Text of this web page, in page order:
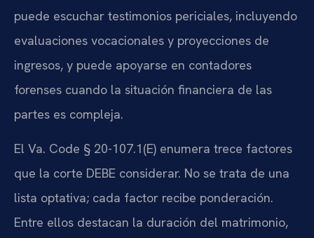
puede escuchar testimonios periciales, incluyendo
evaluaciones vocacionales y proyecciones de
ingresos, y puede apoyarse en contadores
forenses cuando la situación financiera de las
partes es compleja.
El Va. Code § 20-107.1(E) enumera trece factores
que la corte DEBE considerar. No se trata de una
lista optativa; cada factor recibe ponderación.
Entre ellos destacan la duración del matrimonio,